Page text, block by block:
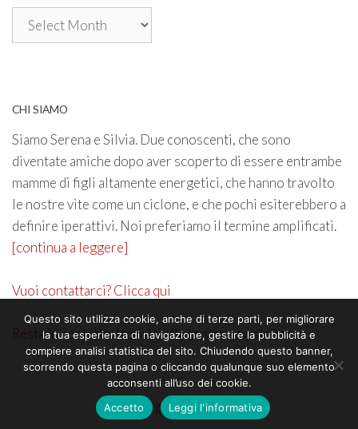
Archivio
CHI SIAMO
Siamo Serena e Silvia. Due conoscenti, che sono
diventate amiche dopo aver scoperto di essere entrambe
mamme di figli altamente energetici, che hanno travolto
le nostre vite come un ciclone, e che pochi esiterebbero a
definire iperattivi. Noi preferiamo il termine amplificati.
[continua a leggere]
Vuoi contattarci? Clicca qui
Resta in contatto. Iscriviti alla nostra newsletter
©2026 genitoricrescono
Questo sito utilizza cookie, anche di terze parti, per migliorare
la tua esperienza di navigazione, gestire la pubblicità e
compiere analisi statistica del sito. Chiudendo questo banner,
scorrendo questa pagina o cliccando qualunque suo elemento
acconsenti all’uso dei cookie.
Accetto
Leggi l'informativa